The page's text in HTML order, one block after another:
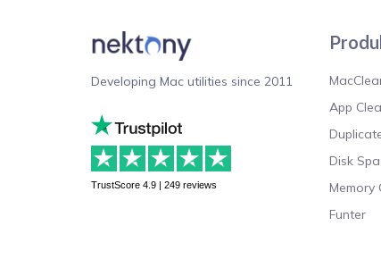
Developing Mac utilities since 2011
TrustScore 4.9 | 249 reviews
App
Disk
Memory
Funter